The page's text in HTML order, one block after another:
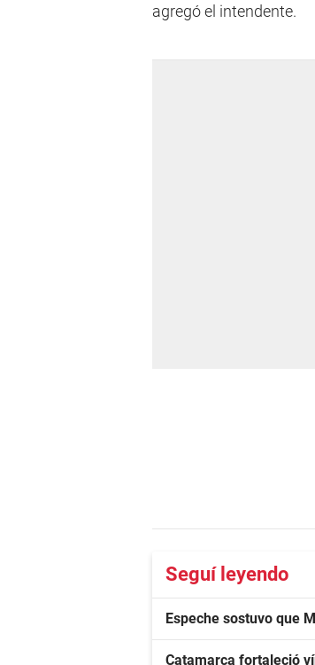
agregó el intendente.
Seguí leyendo
Espeche sostuvo que
Catamarca fortaleció